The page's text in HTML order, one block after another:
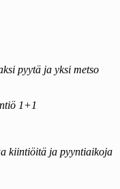
pyytä ja yksi metso
1+1
kiintiöitä ja pyyntiaikoja